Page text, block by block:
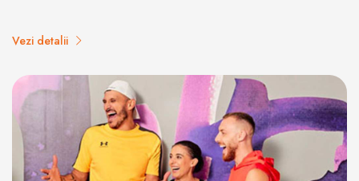
Vezi detalii